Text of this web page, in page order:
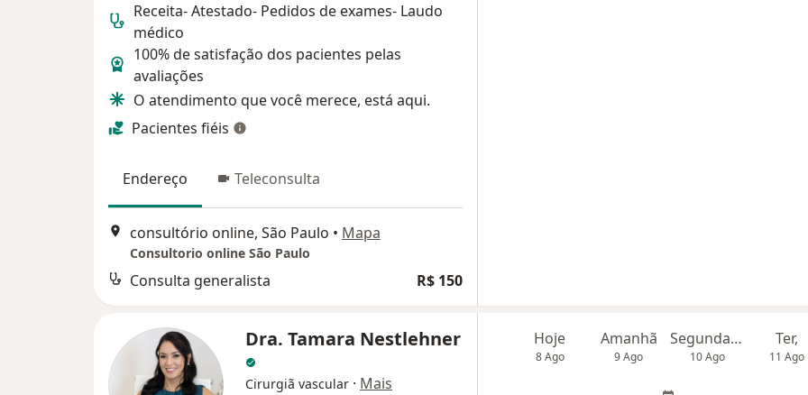
Receita- Atestado- Pedidos de exames- Laudo
médico
100% de satisfação dos pacientes pelas
avaliações
O atendimento que você merece, está aqui.
Pacientes fiéis
Endereço Teleconsulta
consultório online, São Paulo • Mapa
Consultorio online São Paulo
Consulta generalista R$ 150
Dra. Tamara Nestlehner
Cirurgiã vascular · Mais
Hoje
8 Ago
Amanhã
9 Ago
Segunda-feira
10 Ago
Ter,
11 Ago